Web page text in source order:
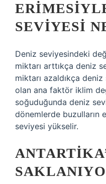
SEVIYESI
Deniz seviyesindeki
miktarı arttıkça deniz
miktarı azaldıkça
olan ana faktör iklim
soğuduğunda deniz
dönemlerde buzulların
seviyesi yükselir.